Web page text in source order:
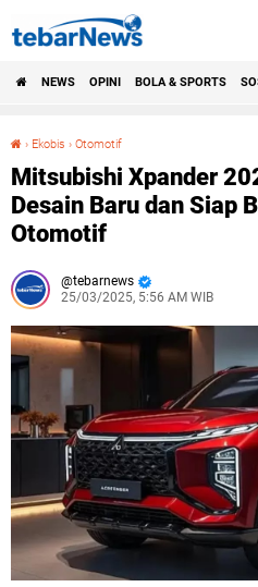
NEWS OPINI BOLA & SPORTS
› Ekobis › Otomotif
Mitsubishi Xpander
Desain Baru dan Siap
Otomotif
tebarnews
25/03/2025, 5:56 AM WIB